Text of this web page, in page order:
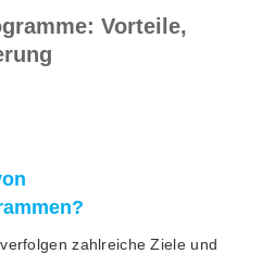
Vorteile,
zahlreiche Ziele und